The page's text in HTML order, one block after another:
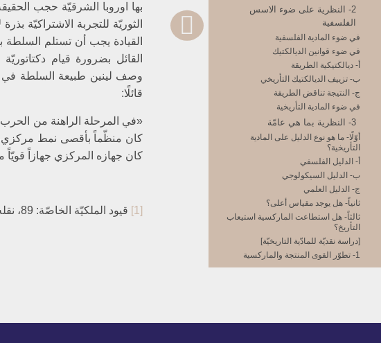
2- النظرية على ضوء الاسس
الفلسفية
في ضوء المادية الفلسفية
في ضوء قوانين الديالكتيك
أ- ديالكتيكية الطريقة
ب- تزييف الديالكتيك التأريخي
ج- النتيجة تناقض الطريقة
في ضوء المادية التأريخية
3- النظرية بما هي عامّة
أوّلًا- ما هو نوع الدليل على المادية
التأريخية؟
أ- الدليل الفلسفي
ب- الدليل السيكولوجي
ج- الدليل العلمي
ثانياً- هل يوجد مقياس أعلى؟
ثالثاً- هل استطاعت الماركسية استيعاب
التأريخ؟
[دراسة نقديّة للمادّية التاريخيّة]
1- تطوّر القوى المنتجة والماركسية
2- الفكر والماركسية
3- الطبقيّة الماركسيّة
بها اوروبا الشرقيّة حجب
الثوريّة للتجربة الاشتراكيّة
القيادة يجب أن تستلم
القائل بضرورة قيام
وصف لينين طبيعة السلطة في
قائلًا:
«في المرحلة الراهنة من الحرب
كان منظّماً بأقصى نمط مركزي،
كان جهازه المركزي جهازاً قويّاً
[1] قيود الملكيّة الخاصّة: 89، نقله عن القانون الدستوري والنظم السياسيّة، القسم الثالث: 116